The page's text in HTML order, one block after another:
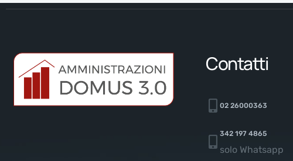
Contatti
02 26000363
342 197 4865
solo Whatsapp